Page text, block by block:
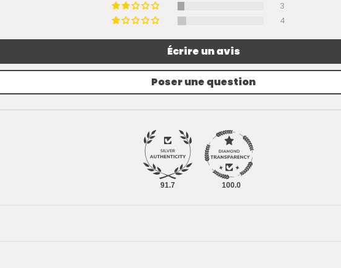
3
4
Écrire un avis
Poser une question
91.7 100.0